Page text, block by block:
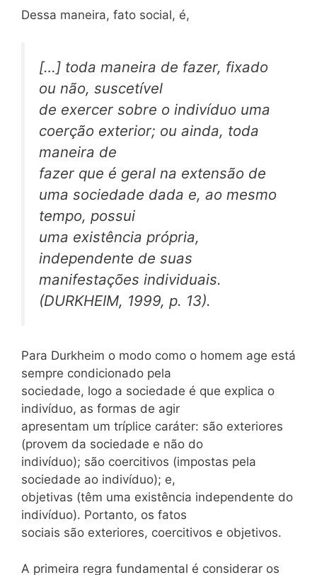
Dessa maneira, fato social, é,
[…] toda maneira de fazer, fixado
ou não, suscetível
de exercer sobre o indivíduo uma
coerção exterior; ou ainda, toda
maneira de
fazer que é geral na extensão de
uma sociedade dada e, ao mesmo
tempo, possui
uma existência própria,
independente de suas
manifestações individuais.
(DURKHEIM, 1999, p. 13).
Para Durkheim o modo como o homem age está
sempre condicionado pela
sociedade, logo a sociedade é que explica o
indivíduo, as formas de agir
apresentam um tríplice caráter: são exteriores
(provem da sociedade e não do
indivíduo); são coercitivos (impostas pela
sociedade ao indivíduo); e,
objetivas (têm uma existência independente do
indivíduo). Portanto, os fatos
sociais são exteriores, coercitivos e objetivos.
A primeira regra fundamental é considerar os